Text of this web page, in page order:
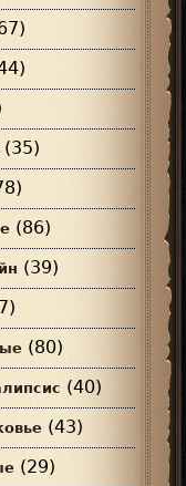
(35)
(86)
(39)
(80)
(40)
(43)
(29)